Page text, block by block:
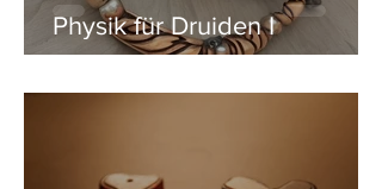
Physik für Druiden I